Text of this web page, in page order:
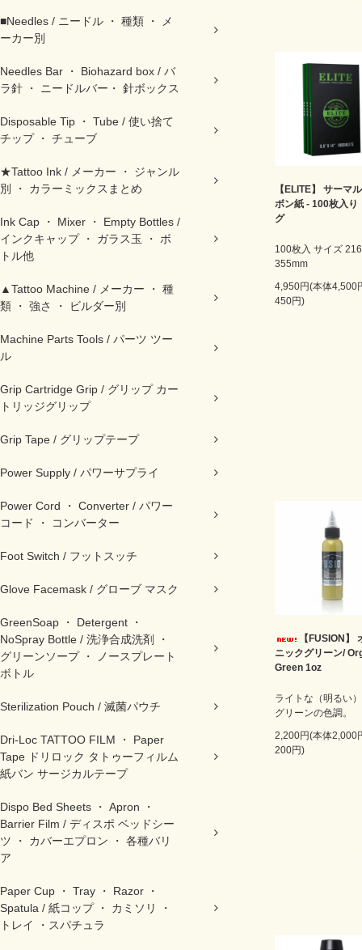
■Needles / ニードル ・ 種類 ・ メ
ーカー別
Needles Bar ・ Biohazard box / バ
ラ針 ・ ニードルバー・ 針ボックス
Disposable Tip ・ Tube / 使い捨て
チップ ・ チューブ
★Tattoo Ink / メーカー ・ ジャンル
別 ・ カラーミックスまとめ
Ink Cap ・ Mixer ・ Empty Bottles /
インクキャップ ・ ガラス玉 ・ ボ
トル他
▲Tattoo Machine / メーカー ・ 種
類 ・ 強さ ・ ビルダー別
Machine Parts Tools / パーツ ツー
ル
Grip Cartridge Grip / グリップ カー
トリッジグリップ
Grip Tape / グリップテープ
Power Supply / パワーサプライ
Power Cord ・ Converter / パワー
コード ・ コンバーター
Foot Switch / フットスッチ
Glove Facemask / グローブ マスク
GreenSoap ・ Detergent ・
NoSpray Bottle / 洗浄合成洗剤 ・
グリーンソープ ・ ノースプレート
ボトル
Sterilization Pouch / 滅菌パウチ
Dri-Loc TATTOO FILM ・ Paper
Tape ドリロック タトゥーフィルム
紙バン サージカルテープ
Dispo Bed Sheets ・ Apron ・
Barrier Film / ディスポ ベッドシー
ツ ・ カバーエプロン ・ 各種バリ
ア
Paper Cup ・ Tray ・ Razor ・
Spatula / 紙コップ ・ カミソリ ・
トレイ ・スパチュラ
【ELITE】 サーマ
ボン紙 - 100枚入り
グ
100枚入 サイズ
355mm
4,950円(本体4,500
450円)
【FUSION】
ニックグリーン/
Green 1oz
ライトな（明るい
グリーンの色調。
2,200円(本体2,000
200円)